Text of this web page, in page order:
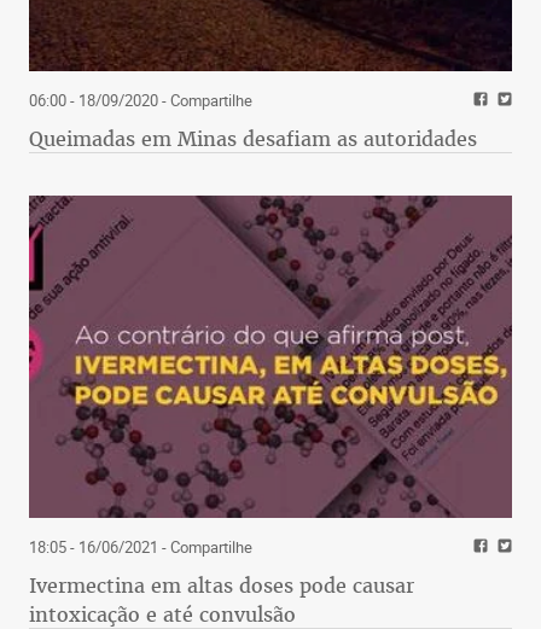
06:00 - 18/09/2020- Compartilhe
Queimadas em Minas desafiam as autoridades
18:05 - 16/06/2021 - Compartilhe
Ivermectina em altas doses pode causar
intoxicação e até convulsão